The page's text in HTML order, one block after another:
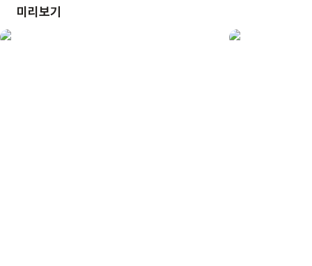
우정과 이별을 다루고 있습니다. 아름답고 신비로운 그림체와
이야기를 통해 아이의 감수성을 길러 주세요. 이 책을 읽은
미리보기